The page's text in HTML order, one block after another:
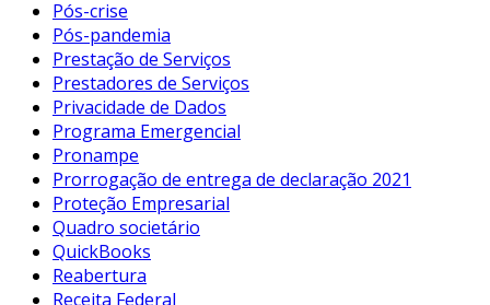
Pós-crise
Pós-pandemia
Prestação de Serviços
Prestadores de Serviços
Privacidade de Dados
Programa Emergencial
Pronampe
Prorrogação de entrega de declaração 2021
Proteção Empresarial
Quadro societário
QuickBooks
Reabertura
Receita Federal